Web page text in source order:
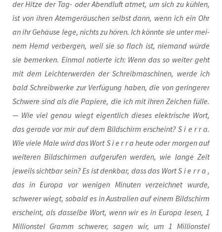
der Hit­ze der Tag- oder Abend­luft atmet, um sich zu küh­len,
ist von ihren Atem­ge­räu­schen selbst dann, wenn ich ein Ohr
an ihr Gehäu­se lege, nichts zu hören. Ich könn­te sie unter mei­
nem Hemd ver­ber­gen, weil sie so flach ist, nie­mand wür­de
sie bemer­ken. Ein­mal notier­te ich: Wenn das so wei­ter geht
mit dem Leich­ter­wer­den der Schreib­ma­schi­nen, wer­de ich
bald Schreib­wer­ke zur Ver­fü­gung haben, die von gerin­ge­rer
Schwe­re sind als die Papie­re, die ich mit ihren Zei­chen fül­le.
— Wie viel genau wiegt eigent­lich die­ses elek­tri­sche Wort,
das gera­de vor mir auf dem Bild­schirm erscheint? S i e r r a.
Wie vie­le Male wird das Wort S i e r r a heu­te oder mor­gen auf
wei­te­ren Bild­schir­men auf­ge­ru­fen wer­den, wie lan­ge Zeit
jeweils sicht­bar sein? Es ist denk­bar, dass das Wort S i e r r a ,
das in Euro­pa vor weni­gen Minu­ten ver­zeich­net wur­de,
schwe­rer wiegt, sobald es in Aus­tra­li­en auf einem Bild­schirm
erscheint, als das­sel­be Wort, wenn wir es in Euro­pa lesen, 1
Mil­li­ons­tel Gramm schwe­rer, sagen wir, um 1 Mil­li­ons­tel